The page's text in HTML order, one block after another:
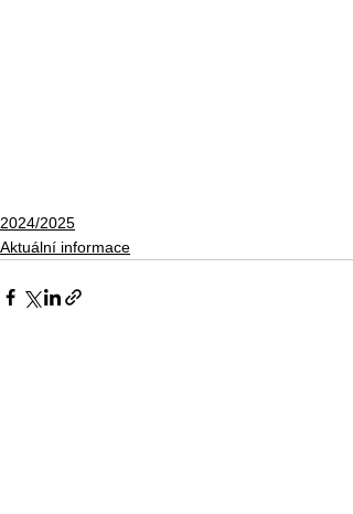
2024/2025
Aktuální informace